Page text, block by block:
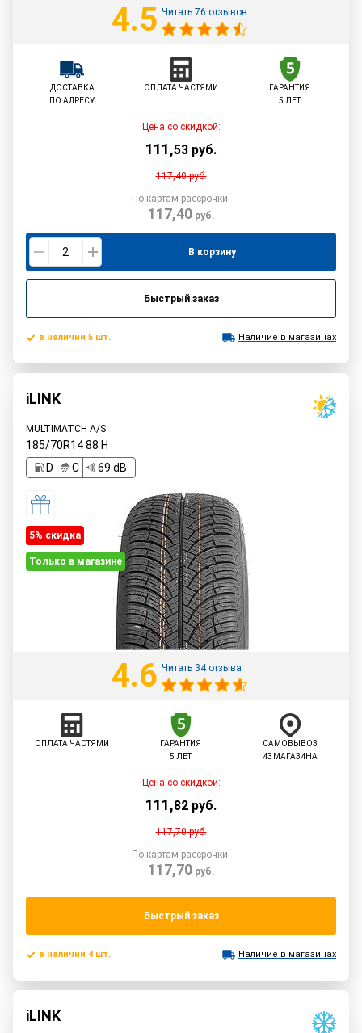
4.5 Читать 76 отзывов
ДОСТАВКА
ПО АДРЕСУ
ОПЛАТА ЧАСТЯМИ
ГАРАНТИЯ
5 ЛЕТ
Цена со скидкой:
111,53 руб.
117,40руб.
По картам рассрочки:
117,40руб.
В корзину
Быстрый заказ
в наличии 5 шт. Наличие в магазинах
iLINK
MULTIMATCH A/S
185/70R1488 H
D
C 69 dB
5% cкидка
Только в магазине
4.6 Читать 34 отзыва
ОПЛАТА ЧАСТЯМИ
ГАРАНТИЯ
5 ЛЕТ
САМОВЫВОЗ
ИЗ МАГАЗИНА
Цена со скидкой:
111,82 руб.
117,70руб.
По картам рассрочки:
117,70руб.
Быстрый заказ
в наличии 4 шт. Наличие в магазинах
iLINK